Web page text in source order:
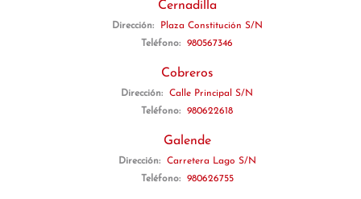
Cernadilla
Dirección:
Plaza Constitución S/N
Teléfono:
980567346
Cobreros
Dirección:
Calle Principal S/N
Teléfono:
980622618
Galende
Dirección:
Carretera Lago S/N
Teléfono:
980626755